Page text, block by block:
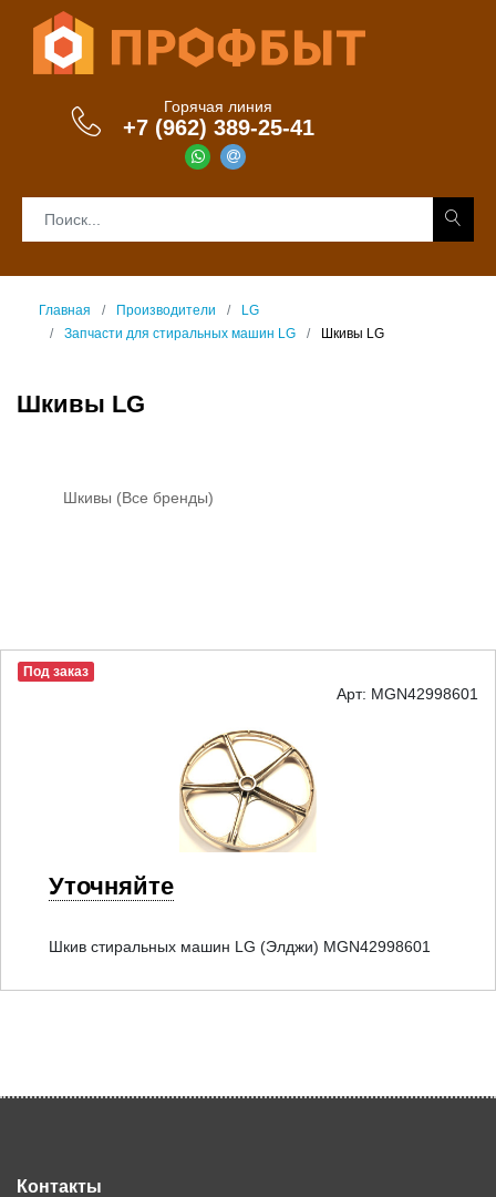
Горячая линия
+7 (962) 389-25-41
Главная Производители
LG
Запчасти для стиральных машин LG
Шкивы LG
Шкивы LG
Шкивы (Все бренды)
Под заказ
Арт: MGN42998601
Уточняйте
Шкив стиральных машин LG (Элджи) MGN42998601
Контакты